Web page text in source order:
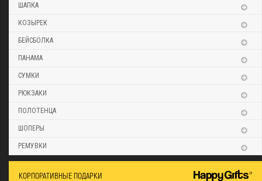
ШАПКА
КОЗЫРЕК
БЕЙСБОЛКА
ПАНАМА
СУМКИ
РЮКЗАКИ
ПОЛОТЕНЦА
ШОПЕРЫ
РЕМУВКИ
КОРПОРАТИВНЫЕ ПОДАРКИ